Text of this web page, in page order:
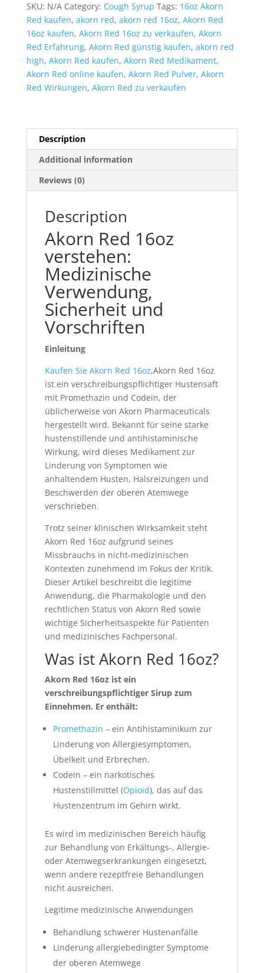
online:
Bewährter
Hustensaft
für
Forschung
und
Anwendung
SKU: N/A Category: Cough Syrup Tags: 16oz Akorn
Red kaufen, akorn red, akorn red 16oz, Akorn Red
16oz kaufen, Akorn Red 16oz zu verkaufen, Akorn
Red Erfahrung, Akorn Red günstig kaufen, akorn red
high, Akorn Red kaufen, Akorn Red Medikament,
Akorn Red online kaufen, Akorn Red Pulver, Akorn
Red Wirkungen, Akorn Red zu verkaufen
Description
Additional information
Reviews (0)
Description
Akorn Red 16oz
verstehen:
Medizinische
Verwendung,
Sicherheit und
Vorschriften
Einleitung
Kaufen Sie Akorn Red 16oz,Akorn Red 16oz
ist ein verschreibungspflichtiger Hustensaft
mit Promethazin und Codein, der
üblicherweise von Akorn Pharmaceuticals
hergestellt wird. Bekannt für seine starke
hustenstillende und antihistaminische
Wirkung, wird dieses Medikament zur
Linderung von Symptomen wie
anhaltendem Husten, Halsreizungen und
Beschwerden der oberen Atemwege
verschrieben.
Trotz seiner klinischen Wirksamkeit steht
Akorn Red 16oz aufgrund seines
Missbrauchs in nicht-medizinischen
Kontexten zunehmend im Fokus der Kritik.
Dieser Artikel beschreibt die legitime
Anwendung, die Pharmakologie und den
rechtlichen Status von Akorn Red sowie
wichtige Sicherheitsaspekte für Patienten
und medizinisches Fachpersonal.
Was ist Akorn Red 16oz?
Akorn Red 16oz ist ein
verschreibungspflichtiger Sirup zum
Einnehmen. Er enthält:
Promethazin – ein Antihistaminikum zur
Linderung von Allergiesymptomen,
Übelkeit und Erbrechen.
Codein – ein narkotisches
Hustenstillmittel (Opioid), das auf das
Hustenzentrum im Gehirn wirkt.
Es wird im medizinischen Bereich häufig
zur Behandlung von Erkältungs-, Allergie-
oder Atemwegserkrankungen eingesetzt,
wenn andere rezeptfreie Behandlungen
nicht ausreichen.
Legitime medizinische Anwendungen
Behandlung schwerer Hustenanfälle
Linderung allergiebedingter Symptome
der oberen Atemwege